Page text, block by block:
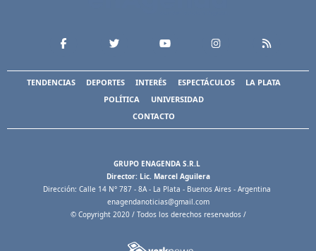
TENDENCIAS DEPORTES INTERÉS ESPECTÁCULOS
LA PLATA
POLÍTICA
UNIVERSIDAD
CONTACTO
GRUPO ENAGENDA S.R.L
Director: Lic. Marcel Aguilera
Dirección: Calle 14 N° 787 - 8A - La Plata - Buenos Aires - Argentina
enagendanoticias@gmail.com
© Copyright 2020 / Todos los derechos reservados /